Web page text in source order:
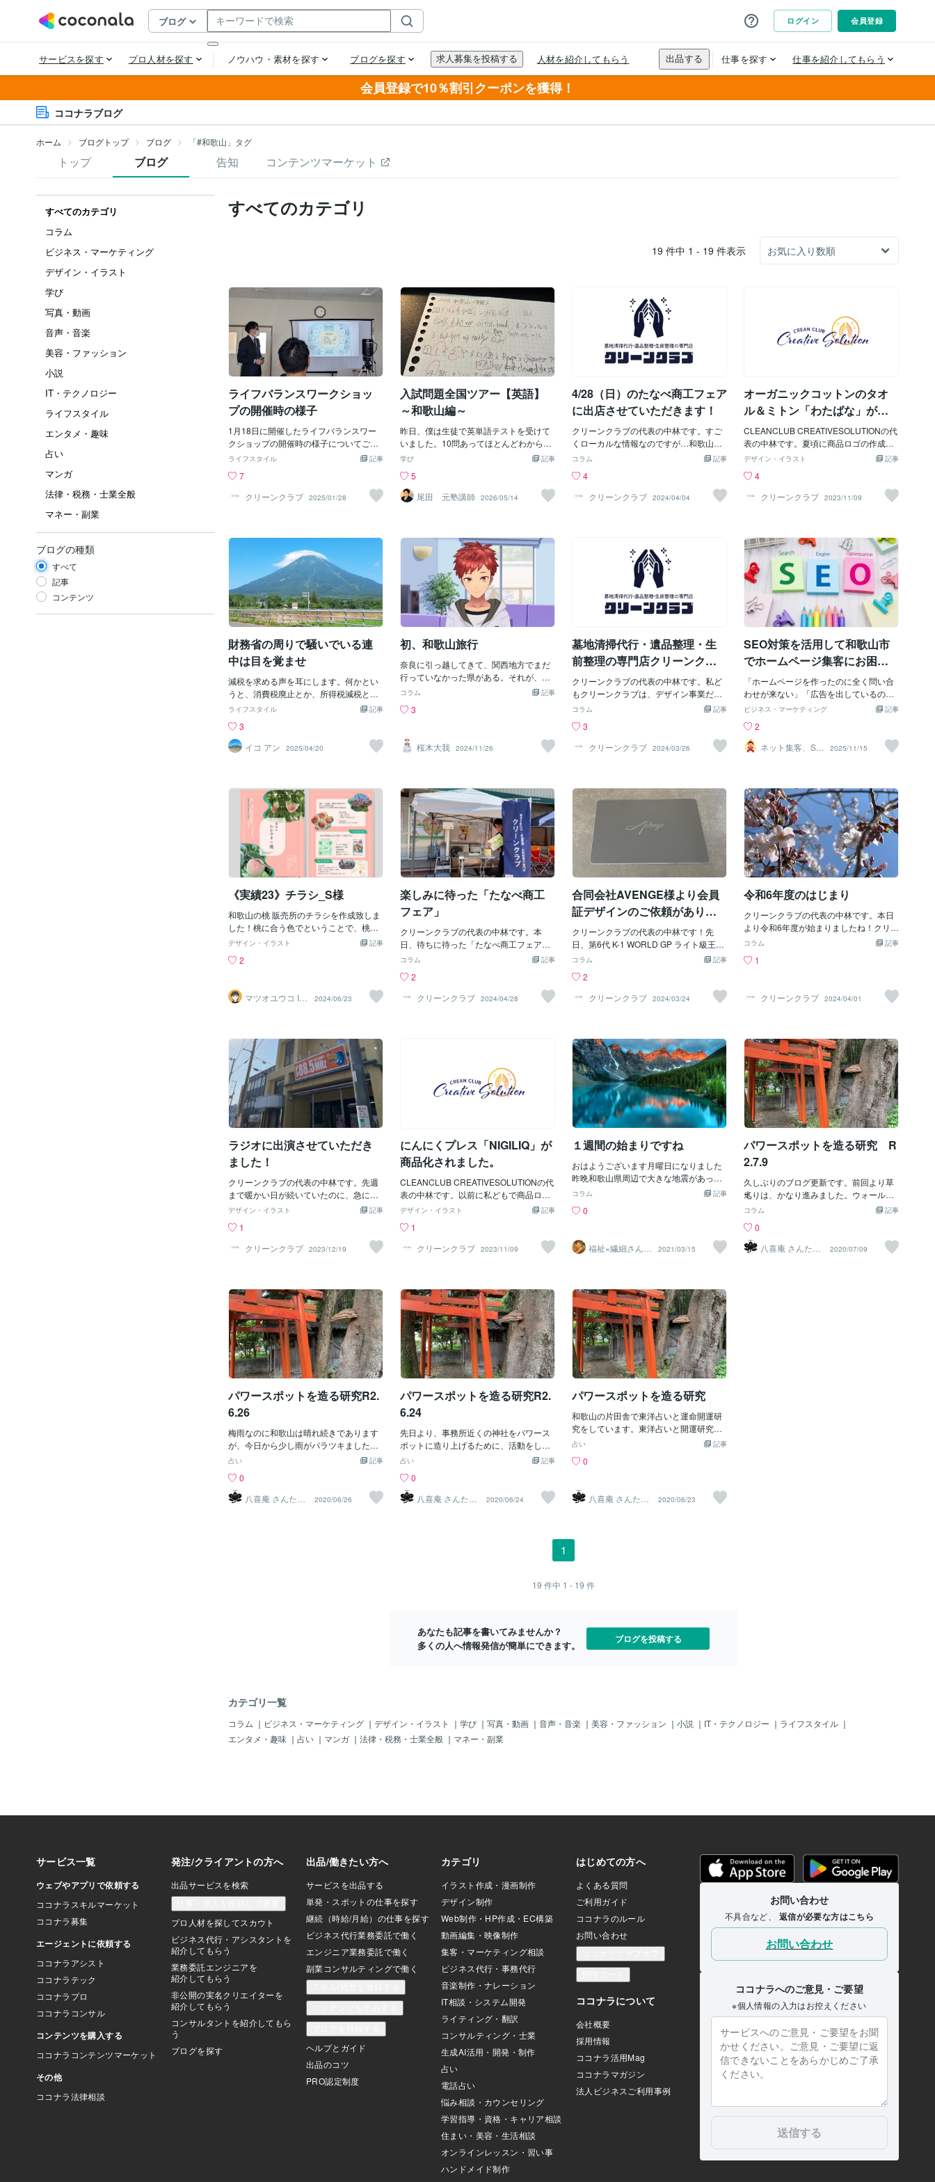
会員登録で10％割引クーポンを獲得！
ココナラブログ
ホーム ブログトップ ブログ 「#和歌山」タグ
トップ ブログ 告知 コンテンツマーケット
すべてのカテゴリ
コラム
ビジネス・マーケティング
デザイン・イラスト
学び
写真・動画
音声・音楽
美容・ファッション
小説
IT・テクノロジー
ライフスタイル
エンタメ・趣味
占い
マンガ
法律・税務・士業全般
マネー・副業
ブログの種類
すべて
記事
コンテンツ
すべてのカテゴリ
19 件中 1 - 19 件表示
ライフバランスワークショッ
プの開催時の様子
1月18日に開催したライフバランスワー
クショップの開催時の様子についてご報
告させていただきます！第一部の認知症
る看護師」として活動する私、クリーン
クラブの代表の中林が担当させていただ
きました。10代～70代までの幅広い年代
ながら認知症について学ぶことができる
時間となりました。また、第二部の山森
農園の山森様による健康セミナー「あな
たの知らない健康＝梅の世界」では、ま
ず自身の梅干しの消費頻度や活用方法を
グループワークで話し合い、参加者同士
での交流を図りながらのできたので、み
なさん楽しそうに話をされていました。
その後、梅の歴史や効果など梅干しの知
識を深められる内容となっており、満足
度の非常に高い健康セミナーとなりまし
た。私どもが運営している「地域情報コ
ミュニティあがらのまち」の活動目標で
もある、地域住民の「健康寿命の延伸」
た取り組みとなったと思います。まだま
だ認知度は低い状態なので、今後も積極
的に活動をし、当コミュニティや私ども
も健康に！転ばない住環境整備の重要
性」というテーマで講演をさせていただ
いております。機会がございましたら参
加していただけると嬉しいです。和歌山
県内での遺品整理や生前整理がございま
したら、私どもクリーンクラブにお声掛
けください。無料で見積訪問させていた
だいております。クリーンクラブ 代
表 中林090-5138-0727
記事
ライフスタイル
7
クリーンクラブ 2025/01/28
入試問題全国ツアー【英語】
～和歌山編～
昨日、僕は生徒で英単語テストを受けて
いました。10問あってほとんどわから
ず、結局書けたのは、苦し紛れに３個だ
るんだろうな」という感覚を残してその
まま提出。「はぁ～」とため息が出るよ
うな気持ちになったところで目が覚めま
す。なんなんですかね、あの感覚。自分
が勉強しなかったのが悪いというのはわ
かっている。やらなきゃいけないのはわ
かっていた。でも、できなかった。それ
によって結果が出なくて落ち込む。やる
べきことはわかっているが、それよりも
優先事項があるとそっちにいってしま
う。その優先というのは、あくまで自分
での判断であり、客観的な根拠はどこに
キング1位」です。小学生や中学生は、今
やらないとどうなるか、どんな気持ちに
なるか、未来を想像することなんてでき
ません。未来を見据えて行動することが
験するのではないでしょうか。それなの
に、なぜ大人になるとそれを忘れてしま
ます。僕も講師の立場として言いたくな
る時はあります。でも、まず自分に言い
ます。「自分もできなかったじゃない
か」と。ふと立ち止まって過去の自分に
問いかけます。そのときなんでできなか
ったの？どんな気持ちだった？何を考え
ていた？こうやって、常に生徒の目線に
合わせなければならない。生徒にわかっ
てもらおうとするなら、まず自分が生徒
を理解しないと。そんなことを考えて
記事
学び
5
尾田 元塾講師 2026/05/14
4/28（日）のたなべ商工フェア
に出店させていただきます！
クリーンクラブの代表の中林です。すご
くローカルな情報なのですが…和歌山県
の田辺市で4/28（日）に開催される「た
ことになりました！今回の商工フェアの
テーマは「田辺レトロ・ディスカバリー
walk～誰もが楽しんだ青春と街。新たな
た方を対象に飴のつかみ取りという形で
出店させていただきます。初めてのイベ
ント参加とあり緊張しますが、少しでも
多くの方にクリーンクラブの存在や遺品
整理・生前整理について知ってもらえた
ら嬉しいです。
記事
コラム
4
クリーンクラブ 2024/04/04
オーガニックコットンのタオ
ル＆ミトン「わたばな」が発
売されていました！
CLEANCLUB CREATIVESOLUTIONの代
表の中林です。夏頃に商品ロゴの作成を
担当させていただきました、エシカルハ
た、タオル＆ミトンの「わたばな」が発
売されていました。商品として世に旅立
つ姿を見るのは、何回でも初めてのよう
き、お客様に寄り添って作品作りを行っ
ていきたいです！これからも私どもCLE
ANCLUB CREATIVESOLUTIONをどうか
よろしくお願いします。また、ロゴデザ
インや名刺デザインでお困りの方は、お
気軽にご相談ください。修正回数無制限
で納得のいくまでデザインの作成を行っ
ております。
記事
デザイン・イラスト
4
クリーンクラブ 2023/11/09
財務省の周りで騒いでいる連
中は目を覚ませ
減税を求める声を耳にします。何かとい
うと、消費税廃止とか、所得税減税と
か…103万円の壁なんていう話題も耳に
に、東京や和歌山辺りの住民もいるでし
ょう。 あなたたちは、いつまで、そこへ
住んでいるつもりかと問いたい。 被災す
では賄いきれない多額の費用がかかるの
は目に見えている。 その費用は、私たち
が支払う税金で賄われるのを自覚して欲
しい。 財務省の役人を責める前に、自分
たちの目を覚ませって感じます。 ちょっ
と揺れたときだけ地震の話題になる。 南
海トラフの地震や富士山噴火が、近い将
来に起きる可能性は高い。 内閣府、総務
省、気象庁などは、危険性を周知するけ
るまで黙って行動しないのでは、内閣
府、総務省、気象庁などが研究する意味
がない。 それじゃ、研究費が無駄になっ
ているじゃん。 研究した成果にもとづい
するには多額の費用がかかるし、転職が
必要になったり、大切な人間関係が失わ
えで、国は、対象者に対して支援する必
要があるでしょう。 そう考えると、減税
じゃなく、取り組むべきは増税のように
思えてなりません。そんなときに減税な
んて求めているような国民だから、能登
半島の復興対策を置き去りにしてしま
う。 もっともっと税金を払ってでも、能
登半島の方々を助けてあげるべきじゃ
ん。 移転の支援にかかる税金は、被災地
を復興
記事
ライフスタイル
3
イコ アン
2025/04/20
初、和歌山旅行
奈良に引っ越してきて、関西地方でまだ
行っていなかった県がある。それが、和
歌山県。昨日、休みだったから、和歌山
日前神宮とかにいったりしてきた。和歌
門店のお店でお昼ごはんを食べたり、観
音山フルーツガーデンっていうところ
ど、フルーツのお店がやっているパフェ
だから、おいしかった！
記事
コラム
3
桜木大我 2024/11/26
墓地清掃代行・遺品整理・生
前整理の専門店クリーンクラ
ブについて
クリーンクラブの代表の中林です。私ど
もクリーンクラブは、デザイン事業だけ
でなく、和歌山県田辺市を中心に遺品整
歌山県は、少子高齢化の進んでいる地域
であり、今後過疎化がどんどん進んでい
るため、高齢者世帯の増加や老老介護の
くなられたが、遺品整理をしに帰省する
のも難しい方や老人施設に入所すること
が決定しても自宅の整理を手伝ってくれ
る身寄りがいないという方が多いのが現
状です。少しでも高齢者の方が住み慣れ
た自宅で安心して暮らせるように、少し
でも大切なご家族が大事にしていたご自
宅や家財家具を大切にしたいという思い
からこの遺品整理や生前整理を行う事業
を行っています。和歌山県内のみの活動
ではありますが、興味をお持ちの方や地
元が和歌山県で遺品整理等でお困りの方
はお気軽にお声掛けください。ホームペ
ージやインスタグラムをしていますの
記事
コラム
3
クリーンクラブ 2024/03/26
SEO対策を活用して和歌山市
でホームページ集客にお困り
の事業者のお悩み解決。今す
ぐ成果につながる集客対策を
始めませんか？
「ホームページを作ったのに全く問い合
わせが来ない」「広告を出しているのに
費用対効果が悪い」 和歌山県内の中小事
く耳にします。 実は、ホームページから
集客できない最大の原因は、必要として
いるお客様にホームページが届いていな
ったホームページも見てもらえません。
なぜホームページを作っただけでは集客
できないのか 和歌山でも多くの企業がホ
ームページを持ち、情報は飽和状態で
す。 検索結果の1ページ目に出るかどう
かで勝負が決まり、2ページ目以降はほと
んどクリックされません。 つまり、SEO
対策なしでは競合に埋もれてしまい、集
客につながる可能性が極めて低くなるの
位に表示されることで、見込み客が毎日
自動的に流入する状態を作り出すことが
できます。 広告のように費用をかけ続け
る必要はなく、継続的で安定した集客が
合わせや予約率が自然と向上していきま
す。 和歌山の商圏はSEOで広がる 和歌山
クセスを伸ばすことができます。 特に和
歌山では車移動が中心のため、少し距離
が離れていても集客の可能性が高まる点
が特徴です。 地域密着ビジネスでも、SE
Oによって商圏が広がり、売上アップに
直結します。 業種ごとのSEO活用例 整体
院・接骨院では「和歌山 整体」「肩こり
和歌山」などの検索で来院が増えます。
記事
ビジネス・マーケティング
2
ネット集客、SE
O対策で売上Up
2025/11/15
《実績23》チラシ_S様
和歌山の桃 販売所のチラシを作成致しま
した！桃に合う色でということで、桃色
とグリーンを使いました。余談ですが、
からのご依頼で大変驚きました！和歌山
サービスはこちら/ サービスに載っていな
いけど ○○ってできるかな？というご相談
記事
デザイン・イラスト
2
マツオユウコ Illu
st＆Design
2024/06/23
楽しみに待った「たなべ商工
フェア」
クリーンクラブの代表の中林です。本
日、待ちに待った「たなべ商工フェア」
が大盛況の中、無事に終わりました！楽
ブは「終活・遺品整理・生前整理の相談
受付」というヘビーなネタでの出店でし
たが、チラシを欲しいと寄ってきてくれ
が、今回、初めて商店街での実施とあ
り、天候も心配しましたが、一日天気が
良かったので最高の一日となりました。
記事
コラム
2
クリーンクラブ 2024/04/28
合同会社AVENGE様より会員
証デザインのご依頼がありま
した！
クリーンクラブの代表の中林です！先
日、第6代 K-1 WORLD GP ライト級王者
の与座優貴選手のファンクラブ等を運営
ご依頼がありました。デザインのコンセ
プトは、「シックでかっこよく」という
会社AVENGE様の今後ますますの発展と
与座優貴選手が大きなケガをすることな
く試合に勝利されますことをお祈りして
おります。
記事
コラム
2
クリーンクラブ 2024/03/24
令和6年度のはじまり
クリーンクラブの代表の中林です。本日
より令和6年度が始まりましたね！クリー
ンクラブにとって令和5年度は、開業届け
動した年で事業の基盤作りや人脈作り、
なさまの温かいご支援のおかげで無事に
乗り越えられました！令和6年度は、今ま
だ至らぬ点も多いと思いますが、クリー
ンクラブを今後ともどうかよろしくお願
いします。
記事
コラム
1
クリーンクラブ 2024/04/01
ラジオに出演させていただき
ました！
クリーンクラブの代表の中林です。先週
まで暖かい日が続いていたのに、急に冬
らしくなりましたね…風邪引かないよう
います。先日、地元のラジオ局であるFM
TANABEさんの「この地元企業に注目」
というコーナーに出演させていただきま
録放送でしたが、11月27日には生放送の
番組にも出演させていただきました。プ
ロのDJの方の仕事を間近で見させていた
だき、トークの上手さには感動しまし
た。このラジオ放送をきっかけに地元の
方々に少しでも私どもクリーンクラブを
知っていただけることを願っておりま
す。
記事
デザイン・イラスト
1
クリーンクラブ 2023/12/19
にんにくプレス「NIGILIQ」が
商品化されました。
CLEANCLUB CREATIVESOLUTIONの代
表の中林です。以前に私どもで商品ロゴ
の作成を担当させていただいた、にんに
で販売されていました！自分たちの作品
が世に羽ばたいている姿を見るのは嬉し
いものですね！これからもこの一つ一つ
ンでお困りの際は、お気軽にご相談くだ
さい。
記事
デザイン・イラスト
1
クリーンクラブ 2023/11/09
１週間の始まりですね
おはようございます月曜日になりました
昨晩和歌山県周辺で大きな地震があった
ようで心配です一人でも多くの方が無事
記事
コラム
0
福祉×繊細さん気
質の悩み相談｜
2021/03/15
パワースポットを造る研究 R
2.7.9
久しぶりのブログ更新です。前回より草
毟りは、かなり進みました。ウォールマ
リアと称した神社で日々、藪蚊調査兵団
わ(笑)「つるぴか巨人さんたろう」（180
ｃｍ級）が壁から覗き込むイメージ(笑)
せっかくここまで来たのに最近梅雨の雨
記事
コラム
0
八喜庵 さんたろ
う
2020/07/09
パワースポットを造る研究R2.
6.26
梅雨なのに和歌山は晴れ続きであります
が、今日から少し雨がパラツキました。
毎日、パワースポットを造りの為に草毟
の神社は私にとって、進撃の巨人のウォ
ールマリア状態です。藪蚊調査兵団と戦
うべく、今日も境内を１８０ｃｍ級の
～２分で奴らに発見され攻撃をくらう私(
ﾉД`)ｼｸｼｸ…そんな中、今日こういう芽を
発見しました。境内の木の実から芽吹い
たのでしょうか。自然の中で小さくても
必死に成長しています。私も小さな人間
さんたろう」の顎を狙うとは…ワシは鎧
の巨人違うっちゅうねん(# ﾟДﾟ)本日で大
きな草は毟ったので、次回からは細かな
草を毟ります。
記事
占い
0
八喜庵 さんたろ
う
2020/06/26
パワースポットを造る研究R2.
6.24
先日より、事務所近くの神社をパワース
ポットに造り上げるために、活動をして
います。境内はかなりの草ボウボウで
た。ちなみに、私の頭はハゲたので今は
丸坊主です。草はボウボウ、私はツルピ
カ（( ﾉД`)ｼｸｼｸ…本日はここまで草毟り出
ように立体機動装置つけてるみたいに飛
いので本日はこれにて撤退(笑)本日の攻
防戦 藪蚊調査兵団からの攻撃：左額
記事
占い
0
八喜庵 さんたろ
う
2020/06/24
パワースポットを造る研究
和歌山の片田舎で東洋占いと運命開運研
究をしています。東洋占いと開運研究に
ついて回るのがパワースポット。奇門遁
スしていると、皆樣から希望されるのが
はウェキペディアなどで調べて下さいね
（汗）全てに関係するのが「人が認め、
すね）をパワースポットに造り上げてみ
は、草がボウボウなんで草むしりから開
を知っている方がおられましたら、ご参
拝の際は草むしり（草一本で良いです）
ご協力お願い致します。
記事
占い
0
八喜庵 さんたろ
う
2020/06/23
1
19 件中 1 - 19 件
あなたも記事を書いてみませんか？
多くの人へ情報発信が簡単にできます。
ブログを投稿する
カテゴリ一覧
コラム ｜ ビジネス・マーケティング ｜ デザイン・イラスト ｜ 学び ｜ 写真・動画 ｜ 音声・音楽 ｜ 美容・ファッション ｜ 小説 ｜ IT・テクノロジー ｜ ライフスタイル ｜
エンタメ・趣味 ｜ 占い ｜ マンガ ｜ 法律・税務・士業全般 ｜ マネー・副業